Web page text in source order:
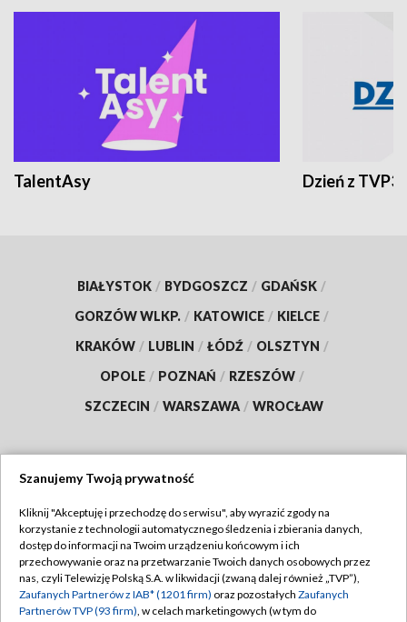
TalentAsy Dzień z TVP3
BIAŁYSTOK / BYDGOSZCZ / GDAŃSK /
GORZÓW WLKP. / KATOWICE / KIELCE /
KRAKÓW / LUBLIN / ŁÓDŹ / OLSZTYN /
OPOLE / POZNAŃ / RZESZÓW /
SZCZECIN / WARSZAWA / WROCŁAW
TVP
Abonament TVP
Emisja w TVP
Regulamin TVP
Polityka prywatności
Szanujemy Twoją prywatność
Kliknij "Akceptuję i przechodzę do serwisu", aby wyrazić zgody na
korzystanie z technologii automatycznego śledzenia i zbierania danych,
dostęp do informacji na Twoim urządzeniu końcowym i ich
przechowywanie oraz na przetwarzanie Twoich danych osobowych przez
nas, czyli Telewizję Polską S.A. w likwidacji (zwaną dalej również „TVP”),
Zaufanych Partnerów z IAB* (1201 firm) oraz pozostałych Zaufanych
Partnerów TVP (93 firm), w celach marketingowych (w tym do